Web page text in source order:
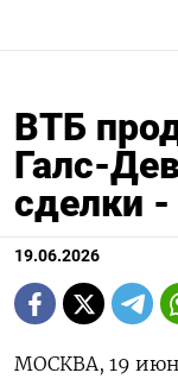
ВТБ
Галс-
сделки
19.06.2026
МОСКВА, 19 июн